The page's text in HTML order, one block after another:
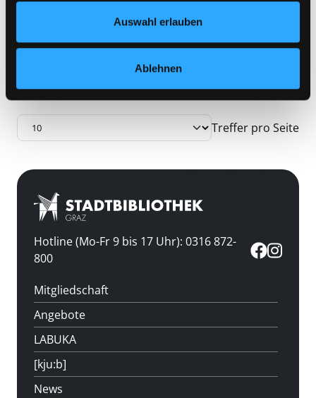
Auswahl erlauben
Ablehnen
Zu den Suchfiltern springen
Sortieren nach
aufsteigend sortieren
Treffer pro Seite
Hotline (Mo-Fr 9 bis 17 Uhr): 0316 872-
800
Mitgliedschaft
Angebote
LABUKA
[kju:b]
News